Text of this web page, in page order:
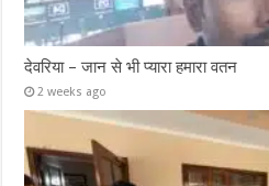
देवरिया – जान से भी प्यारा हमारा वतन
2 weeks ago